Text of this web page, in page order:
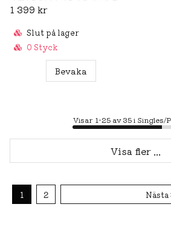
1 399 kr
Slut på lager
0 Styck
Bevaka
Visar 1-25 av 35 i Singles/
Visa fler ...
1 2 Nästa